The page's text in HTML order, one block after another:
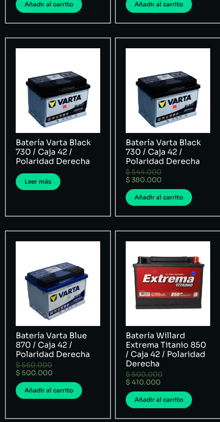
Añadir al carrito Añadir al carrito
Batería Varta Black
730 / Caja 42 /
Polaridad Derecha
Leer más
Batería Varta Black
730 / Caja 42 /
Polaridad Derecha
$544.000
$ 380.000
Añadir al carrito
Batería Varta Blue
870 / Caja 42 /
Polaridad Derecha
$560.000
$ 500.000
Añadir al carrito
Batería Willard
Extrema Titanio 850
/ Caja 42 / Polaridad
Derecha
$500.000
$ 410.000
Añadir al carrito